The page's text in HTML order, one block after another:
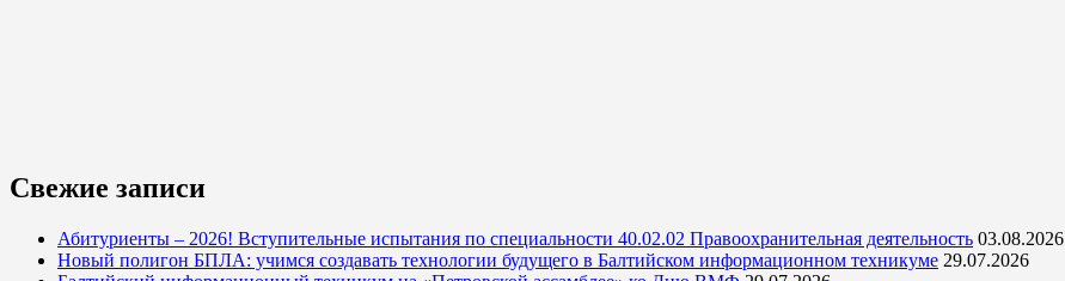
Свежие записи
Абитуриенты – 2026! Вступительные испытания по специальности 40.02.02 Правоохранительная деятельность 03.08.2026
Новый полигон БПЛА: учимся создавать технологии будущего в Балтийском информационном техникуме 29.07.2026